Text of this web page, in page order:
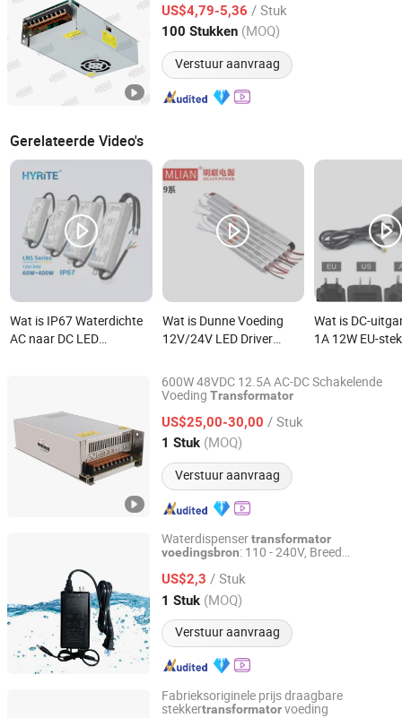
Verlichtingsoplossingen
US$4,79-5,36 / Stuk
100 Stukken (MOQ)
Verstuur aanvraag
Guangdong, China Sinds 2024
Gerelateerde Video's
Wat is IP67 Waterdichte
AC naar DC LED
Verlichting
Transformatoren
Wat is Dunne Voeding
12V/24V LED Driver
Verlichting Schakelende
Voeding Lichtdoos voor
Wat is DC-
1A 12W EU-
600W 48VDC 12.5A AC-DC Schakelende
Voeding Transformator
US$25,00-30,00 / Stuk
1 Stuk (MOQ)
Verstuur aanvraag
Zhejiang Ximeng Electronic Technology Co., Ltd.
Zhejiang, China Sinds 2009
Waterdispensertransformator
voedingsbron: 110 - 240V, Breed
US$2,3 / Stuk
1 Stuk (MOQ)
Verstuur aanvraag
Shandong Saina International Trade Co., Ltd.
Shandong, China Sinds 2025
Fabrieksoriginele prijs draagbare
stekkertransformatorvoeding